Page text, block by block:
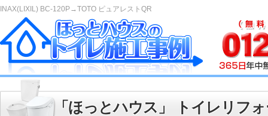
INAX(LIXIL) BC-120P→TOTO ピュアレストQR
「ほっとハウス」 トイレリフ